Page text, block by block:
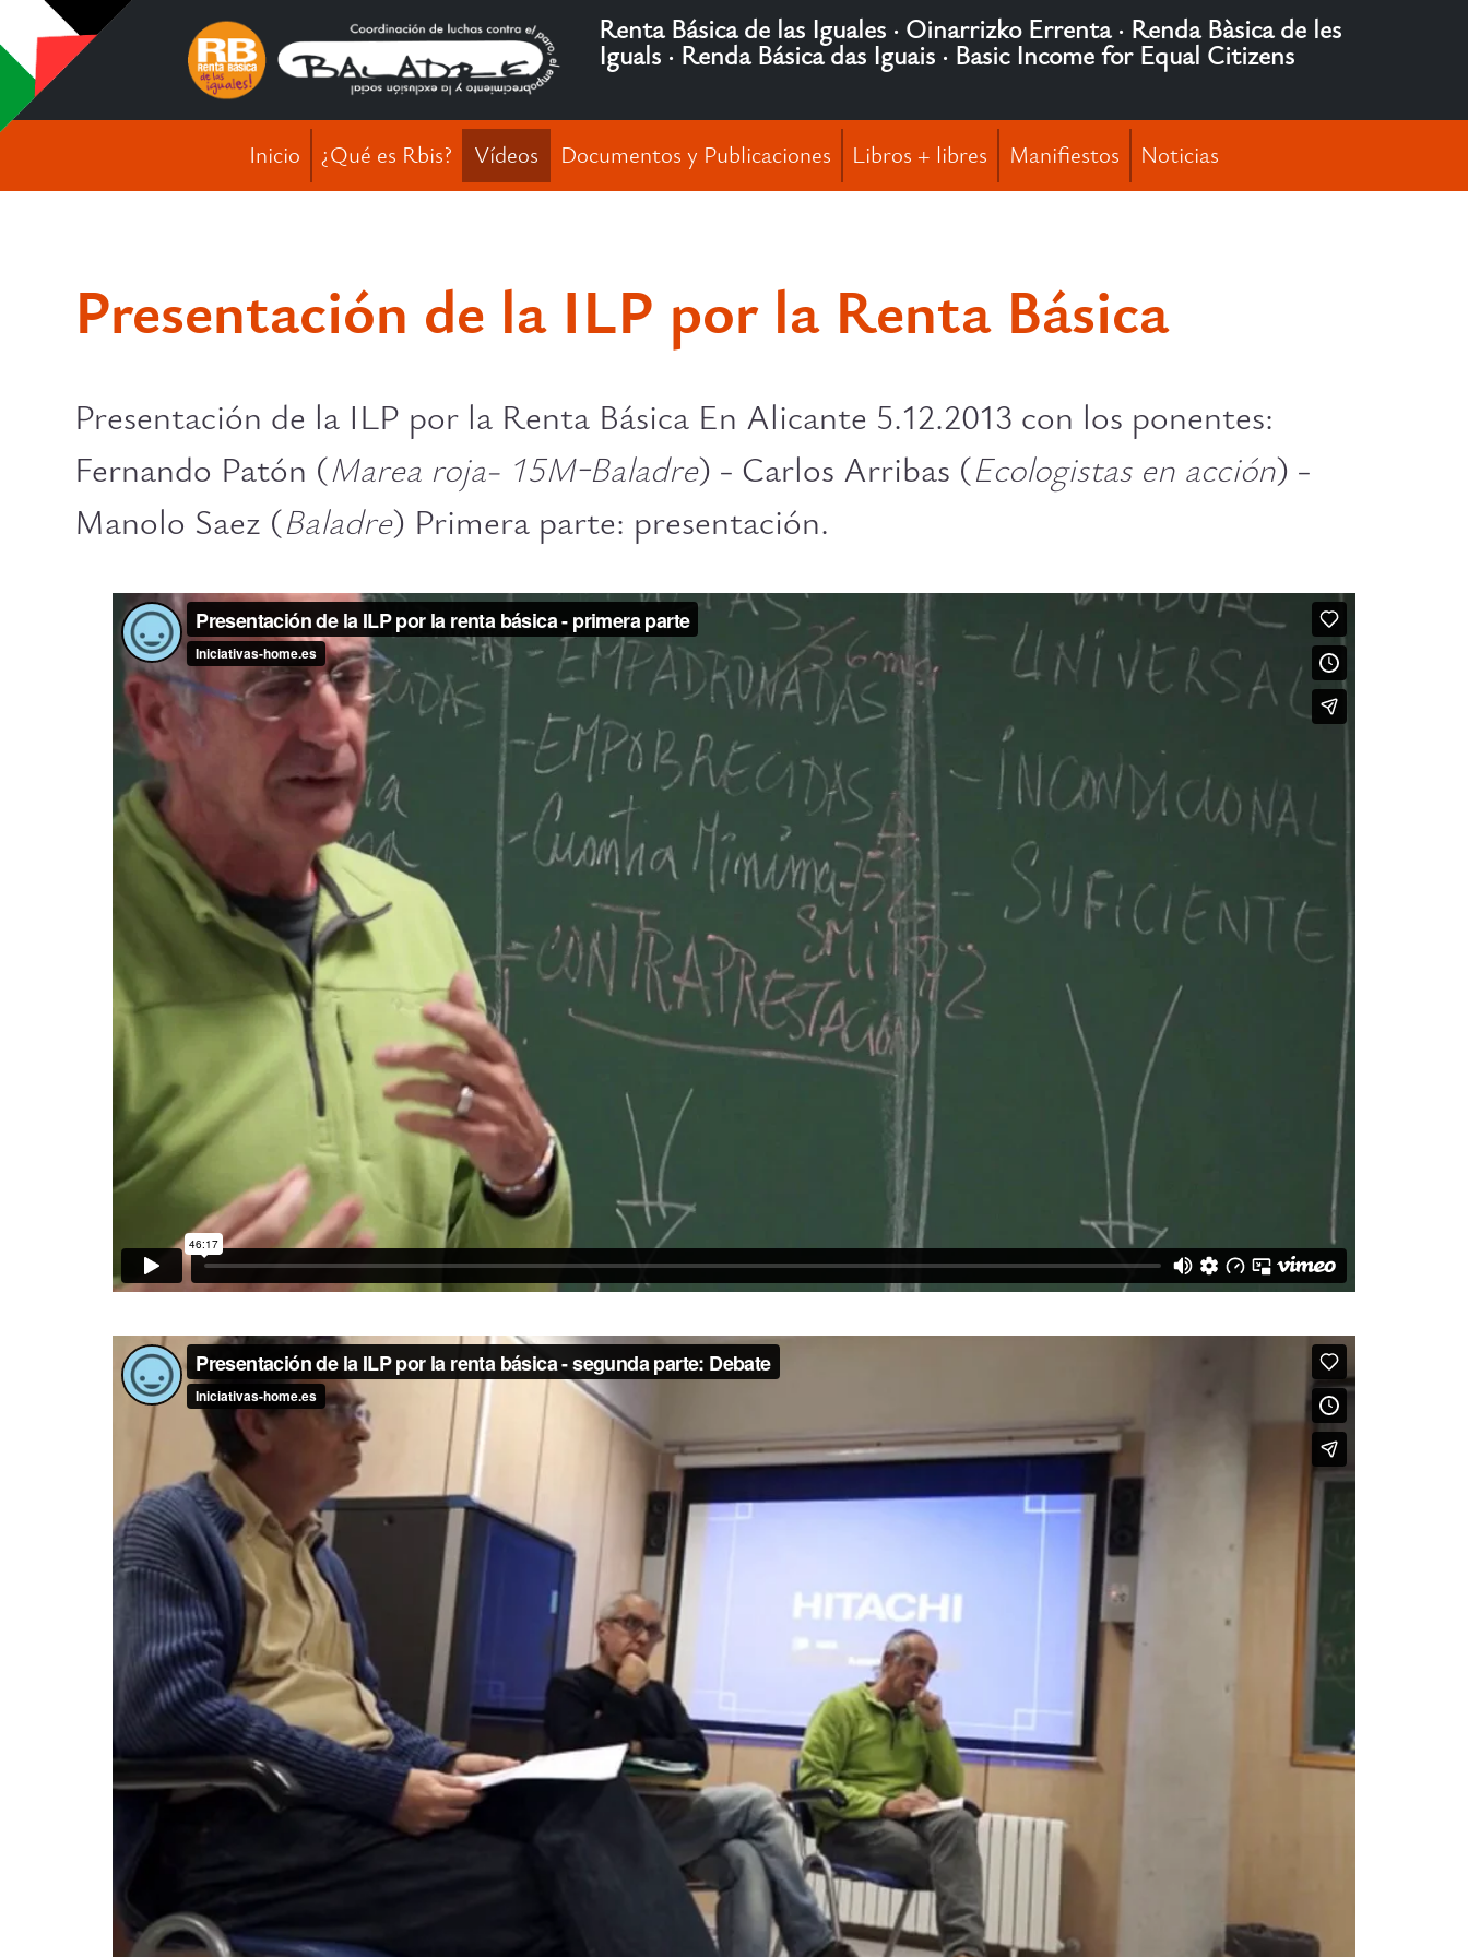
Renta Básica de las Iguales · Oinarrizko Errenta · Renda Bàsica de les
Iguals · Renda Básica das Iguais · Basic Income for Equal Citizens
Inicio ¿Qué es Rbis? Vídeos Documentos y Publicaciones Libros + libres Manifiestos Noticias
Presentación de la ILP por la Renta Básica
Presentación de la ILP por la Renta Básica En Alicante 5.12.2013 con los ponentes:
Fernando Patón (Marea roja- 15M-Baladre) - Carlos Arribas (Ecologistas en acción) -
Manolo Saez (Baladre) Primera parte: presentación.